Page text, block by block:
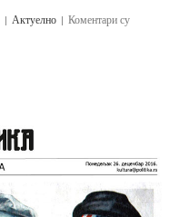
| Актуелно | Коментари су